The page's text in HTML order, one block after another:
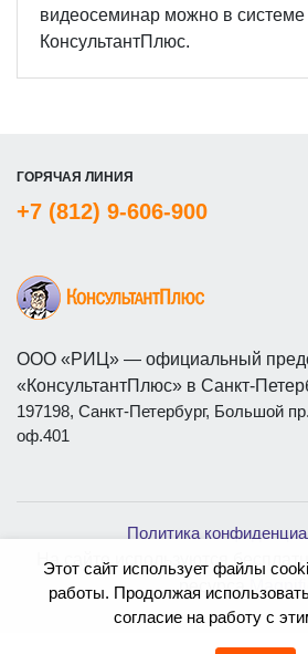
видеосеминар можно в системе
КонсультантПлюс.
ГОРЯЧАЯ ЛИНИЯ
+7 (812) 9-606-900
ООО «РИЦ» — официальный
«КонсультантПлюс» в Санкт-
197198, Санкт-Петербург, Большой
оф.401
Политика
На сайте используются
ресурсаMagnific
Этот сайт использует файлы
работы. Продолжая
согласие на работу с